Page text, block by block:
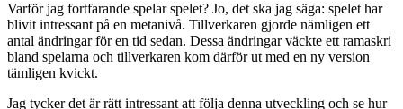
Varför jag fortfarande spelar spelet? Jo, det ska jag säga: spelet har
blivit intressant på en metanivå. Tillverkaren gjorde nämligen ett
antal ändringar för en tid sedan. Dessa ändringar väckte ett ramaskri
bland spelarna och tillverkaren kom därför ut med en ny version
tämligen kvickt.
Jag tycker det är rätt intressant att följa denna utveckling och se hur